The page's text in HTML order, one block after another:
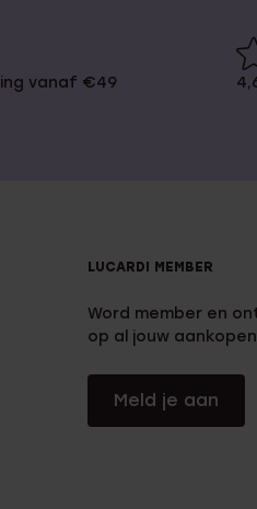
vanaf €49
LUCARDI MEMBER
Word member en
op al jouw aankopen
Meld je aan